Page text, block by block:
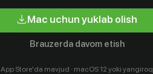
Mac uchun yuklab olish
Brauzerda davom etish
App Store'da mavjud · macOS 12 yoki yangiroq